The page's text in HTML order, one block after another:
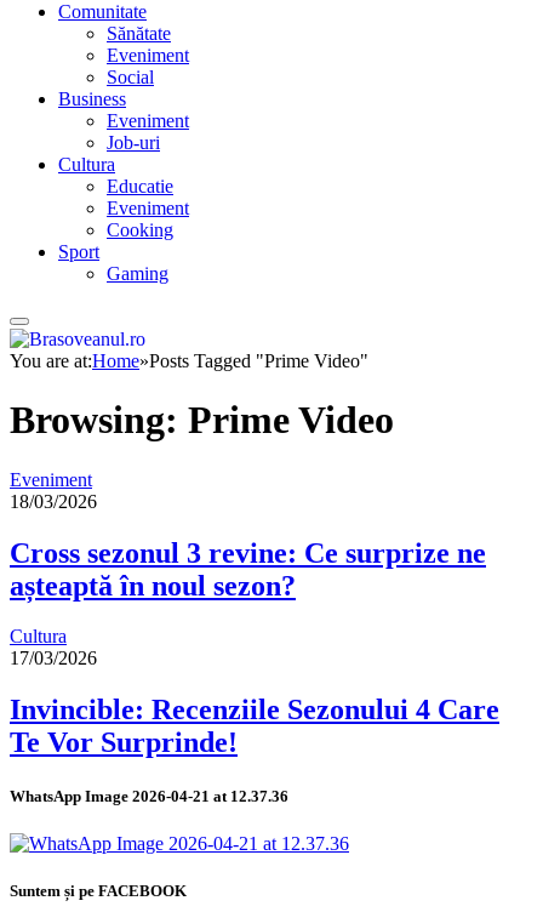
Comunitate
Sănătate
Eveniment
Social
Business
Eveniment
Job-uri
Cultura
Educatie
Eveniment
Cooking
Sport
Gaming
You are at:Home»Posts Tagged "Prime Video"
Browsing: Prime Video
Eveniment
18/03/2026
Cross sezonul 3 revine: Ce surprize ne
așteaptă în noul sezon?
Cultura
17/03/2026
Invincible: Recenziile Sezonului 4 Care
Te Vor Surprinde!
WhatsApp Image 2026-04-21 at 12.37.36
Suntem și pe FACEBOOK